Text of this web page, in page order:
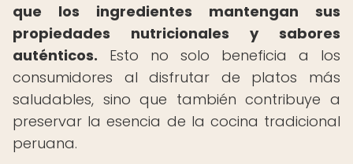
que los ingredientes mantengan sus
propiedades nutricionales y sabores
auténticos. Esto no solo beneficia a los
consumidores al disfrutar de platos más
saludables, sino que también contribuye a
preservar la esencia de la cocina tradicional
peruana.